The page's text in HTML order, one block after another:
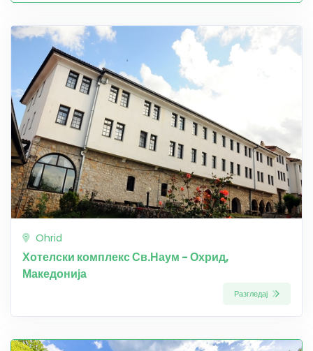
Ohrid
Хотелски комплекс Св.Наум - Охрид,
Македонија
Разгледај